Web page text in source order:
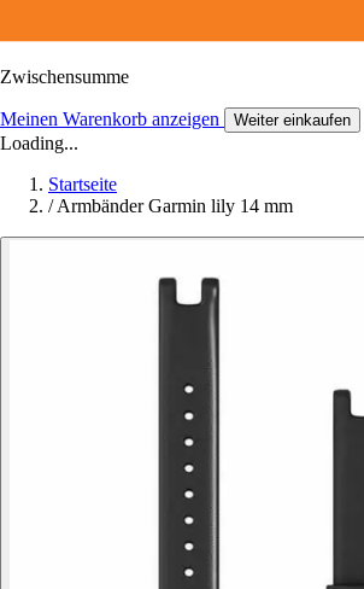
Zwischensumme
Meinen Warenkorb anzeigen Weiter einkaufen
Loading...
Startseite
/ Armbänder Garmin lily 14 mm